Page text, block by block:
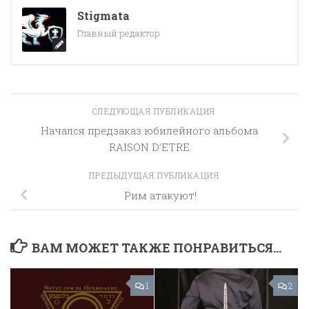
Stigmata
Главный редактор
СЛЕДУЮЩАЯ ПУБЛИКАЦИЯ
Начался предзаказ юбилейного альбома
RAISON D’ETRE
ПРЕДЫДУЩАЯ ПУБЛИКАЦИЯ
Рим атакуют!
ВАМ МОЖЕТ ТАКЖЕ ПОНРАВИТЬСЯ...
1 2